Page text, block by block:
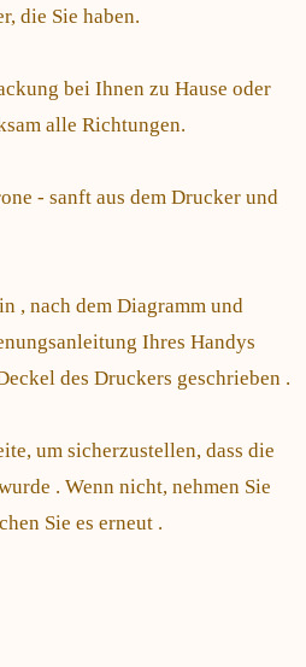
die Sie haben.
bei Ihnen zu Hause oder
alle Richtungen.
- sanft aus dem Drucker und
, nach dem Diagramm und
Ihres Handys
des Druckers geschrieben .
um sicherzustellen, dass die
. Wenn nicht, nehmen Sie
Sie es erneut .